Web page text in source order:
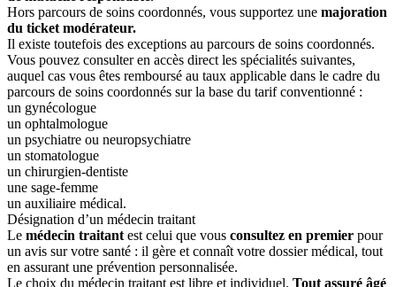
Hors parcours de soins coordonnés, vous supportez une majoration
du ticket modérateur.
Il existe toutefois des exceptions au parcours de soins coordonnés.
Vous pouvez consulter en accès direct les spécialités suivantes,
auquel cas vous êtes remboursé au taux applicable dans le cadre du
parcours de soins coordonnés sur la base du tarif conventionné :
un gynécologue
un ophtalmologue
un psychiatre ou neuropsychiatre
un stomatologue
un chirurgien-dentiste
une sage-femme
un auxiliaire médical.
Désignation d’un médecin traitant
Le médecin traitant est celui que vous consultez en premier pour
un avis sur votre santé : il gère et connaît votre dossier médical, tout
en assurant une prévention personnalisée.
Le choix du médecin traitant est libre et individuel. Tout assuré âgé